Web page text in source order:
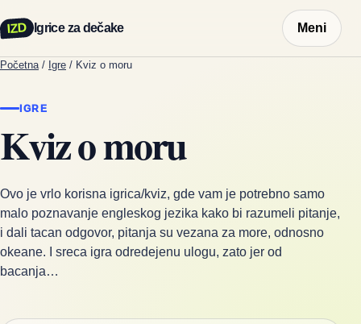
IZD Igrice za dečake Meni
Početna / Igre / Kviz o moru
IGRE
Kviz o moru
Ovo je vrlo korisna igrica/kviz, gde vam je potrebno samo
malo poznavanje engleskog jezika kako bi razumeli pitanje,
i dali tacan odgovor, pitanja su vezana za more, odnosno
okeane. I sreca igra odredejenu ulogu, zato jer od
bacanja…